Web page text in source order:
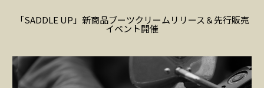
「SADDLE UP」新商品ブーツクリームリリース＆先行販売
イベント開催